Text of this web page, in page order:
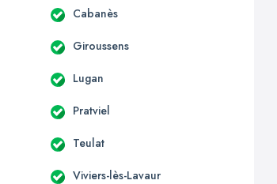
Cabanès
Giroussens
Lugan
Pratviel
Teulat
Viviers-lès-Lavaur